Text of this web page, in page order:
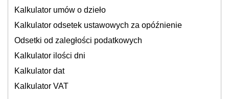
Kalkulator umów o dzieło
Kalkulator odsetek ustawowych za opóźnienie
Odsetki od zaległości podatkowych
Kalkulator ilości dni
Kalkulator dat
Kalkulator VAT